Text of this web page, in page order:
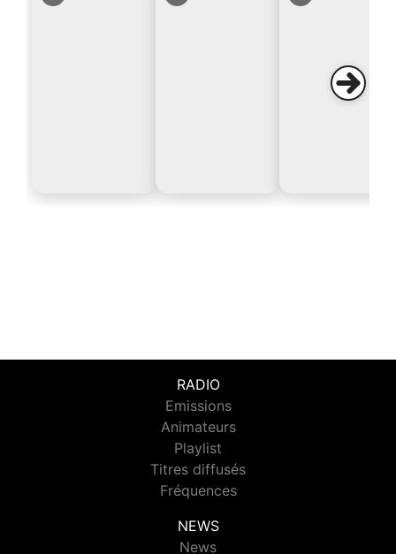
RADIO
Emissions
Animateurs
Playlist
Titres diffusés
Fréquences
NEWS
News